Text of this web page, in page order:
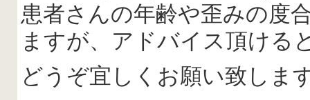
患者さんの年齢や歪みの度
ますが、アドバイス頂ける
どうぞ宜しくお願い致しま